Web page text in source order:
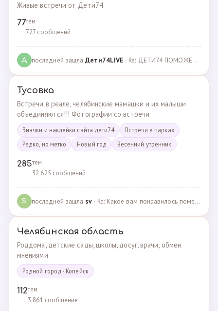
Живые встречи от Дети74
77тем
727 сообщений
Д последней зашлаДeти74LIVE · Re: ДЕТИ74 ПОМОЖЕМ ВМЕСТЕ · 27.12.2021
Тусовка
Встречи в реале, челябинские мамашки и их малыши
объединяются!!! Фотографии со встречи
Значки и наклейки сайта дети74
Встречи в парках
Редко, но метко
Новый год Весенний утренник
285тем
32 625 сообщений
S последней зашла sv· Re: Какое вам понравилось помещения для проведения … · 07.05.2025
Челябинская область
Роддома, детские сады, школы, досуг, врачи, обмен
мнениями
Родной город - Копейск
112тем
3 861 сообщение